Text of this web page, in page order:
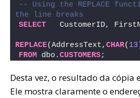
-- Using the REPLACE
the line breaks
SELECT
CustomerID,
REPLACE(AddressText, CHAR( 13
FROM dbo.CUSTOMERS;
Desta vez, o resultado da cópia
Ele mostra claramente o